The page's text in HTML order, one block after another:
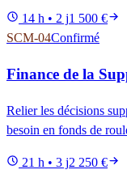
14 h • 2 j1 500 €
SCM-04Confirmé
Finance de la
Relier les décisions
besoin en fonds de
21 h • 3 j2 250 €